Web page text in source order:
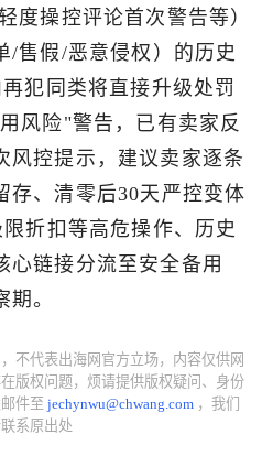
度操控评论首次警告等）
/售假/恶意侵权）的历史
犯同类将直接升级处罚
风险"警告，已有卖家反
风控提示，建议卖家逐条
存、清零后30天严控变体
折扣等高危操作、历史
心链接分流至安全备用
。
不代表出海网官方立场，内容仅供网
版权问题，烦请提供版权疑问、身份
邮件至jechynwu@chwang.com ，我们
系原出处